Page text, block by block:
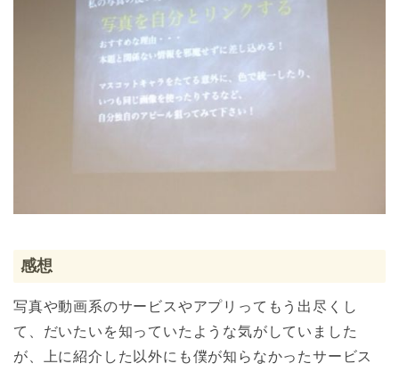
感想
写真や動画系のサービスやアプリってもう出尽くし
て、だいたいを知っていたような気がしていました
が、上に紹介した以外にも僕が知らなかったサービス